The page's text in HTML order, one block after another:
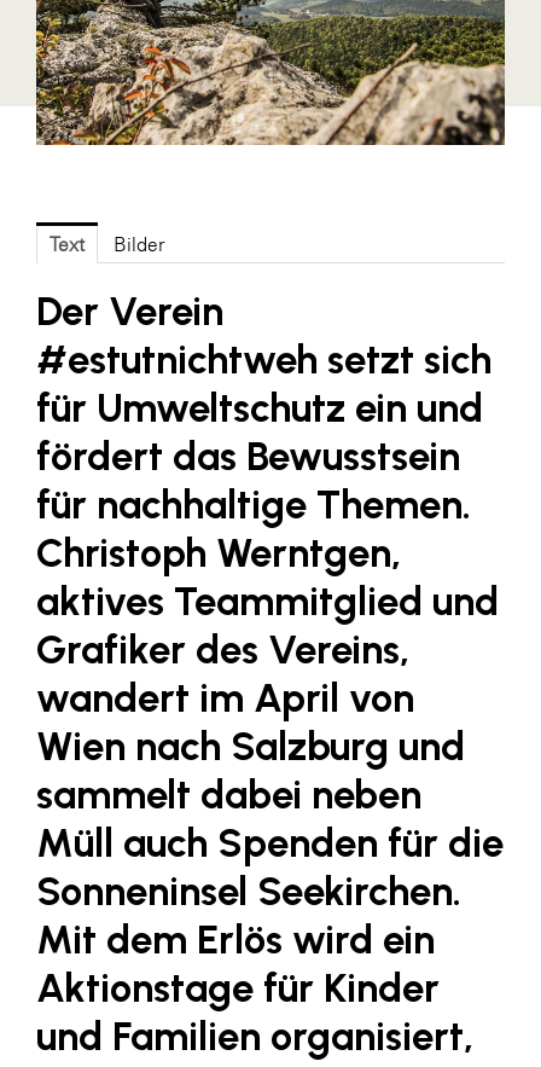
Fressnapf
FRoSTA
FV Energierohstoff & Kraftstoff
Gardena
GBV - Verband gemeinnütziger
Bauvereinigungen
Getzner Werkstoffe
Heimat Österreich
ikp
Johnson & Johnson
JELD-WEN DANA
kosaplaner
LAT Nitrogen
Libro
Lidl Österreich
Die Menü-Manufaktur
MTH Retail Group
OptimaMed
PAGRO
PHH Rechtsanwält:innen
Primark
Salesforce
sebamed
Text Bilder
Der Verein
#estutnichtweh setzt sich
für Umweltschutz ein und
fördert das Bewusstsein
für nachhaltige Themen.
Christoph Werntgen,
aktives Teammitglied und
Grafiker des Vereins,
wandert im April von
Wien nach Salzburg und
sammelt dabei neben
Müll auch Spenden für die
Sonneninsel Seekirchen.
Mit dem Erlös wird ein
Aktionstage für Kinder
und Familien organisiert,